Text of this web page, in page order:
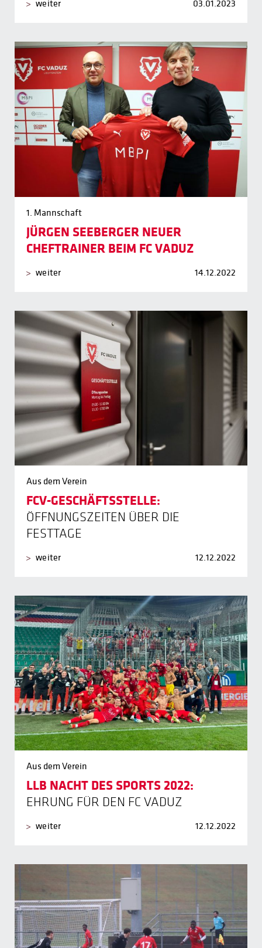
weiter 03.01.2023
1. Mannschaft
JÜRGEN SEEBERGER NEUER
CHEFTRAINER BEIM FC VADUZ
weiter 14.12.2022
Aus dem Verein
FCV-GESCHÄFTSSTELLE:
ÖFFNUNGSZEITEN ÜBER DIE
FESTTAGE
weiter 12.12.2022
Aus dem Verein
LLB NACHT DES SPORTS 2022:
EHRUNG FÜR DEN FC VADUZ
weiter 12.12.2022